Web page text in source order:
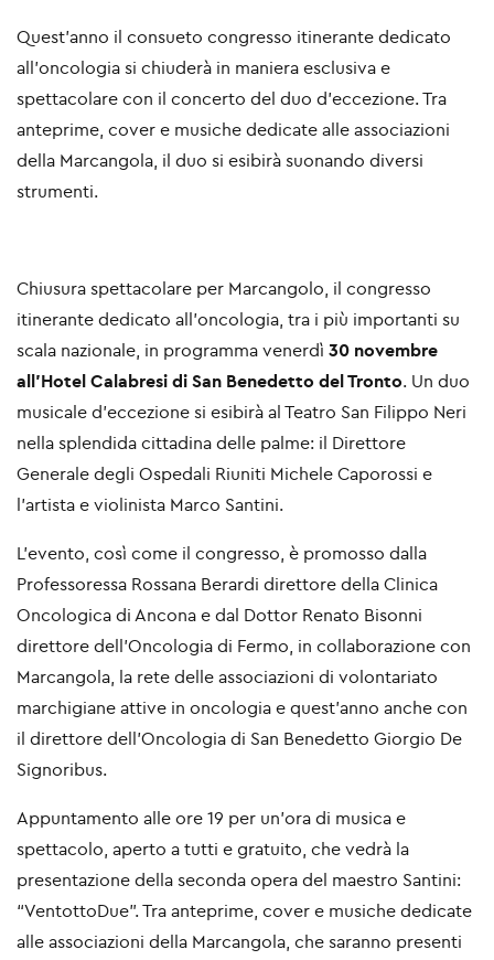
Quest’anno il consueto congresso itinerante dedicato
all’oncologia si chiuderà in maniera esclusiva e
spettacolare con il concerto del duo d’eccezione. Tra
anteprime, cover e musiche dedicate alle associazioni
della Marcangola, il duo si esibirà suonando diversi
strumenti.
Chiusura spettacolare per Marcangolo, il congresso
itinerante dedicato all’oncologia, tra i più importanti su
scala nazionale, in programma venerdì 30 novembre
all’Hotel Calabresi di San Benedetto del Tronto. Un duo
musicale d’eccezione si esibirà al Teatro San Filippo Neri
nella splendida cittadina delle palme: il Direttore
Generale degli Ospedali Riuniti Michele Caporossi e
l’artista e violinista Marco Santini.
L’evento, così come il congresso, è promosso dalla
Professoressa Rossana Berardi direttore della Clinica
Oncologica di Ancona e dal Dottor Renato Bisonni
direttore dell’Oncologia di Fermo, in collaborazione con
Marcangola, la rete delle associazioni di volontariato
marchigiane attive in oncologia e quest’anno anche con
il direttore dell’Oncologia di San Benedetto Giorgio De
Signoribus.
Appuntamento alle ore 19 per un’ora di musica e
spettacolo, aperto a tutti e gratuito, che vedrà la
presentazione della seconda opera del maestro Santini:
“VentottoDue”. Tra anteprime, cover e musiche dedicate
alle associazioni della Marcangola, che saranno presenti